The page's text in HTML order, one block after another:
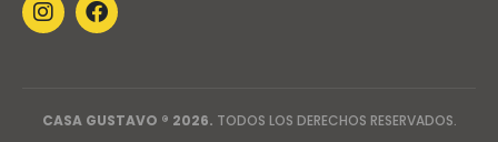
CASA GUSTAVO ® 2026. TODOS LOS DERECHOS RESERVADOS.